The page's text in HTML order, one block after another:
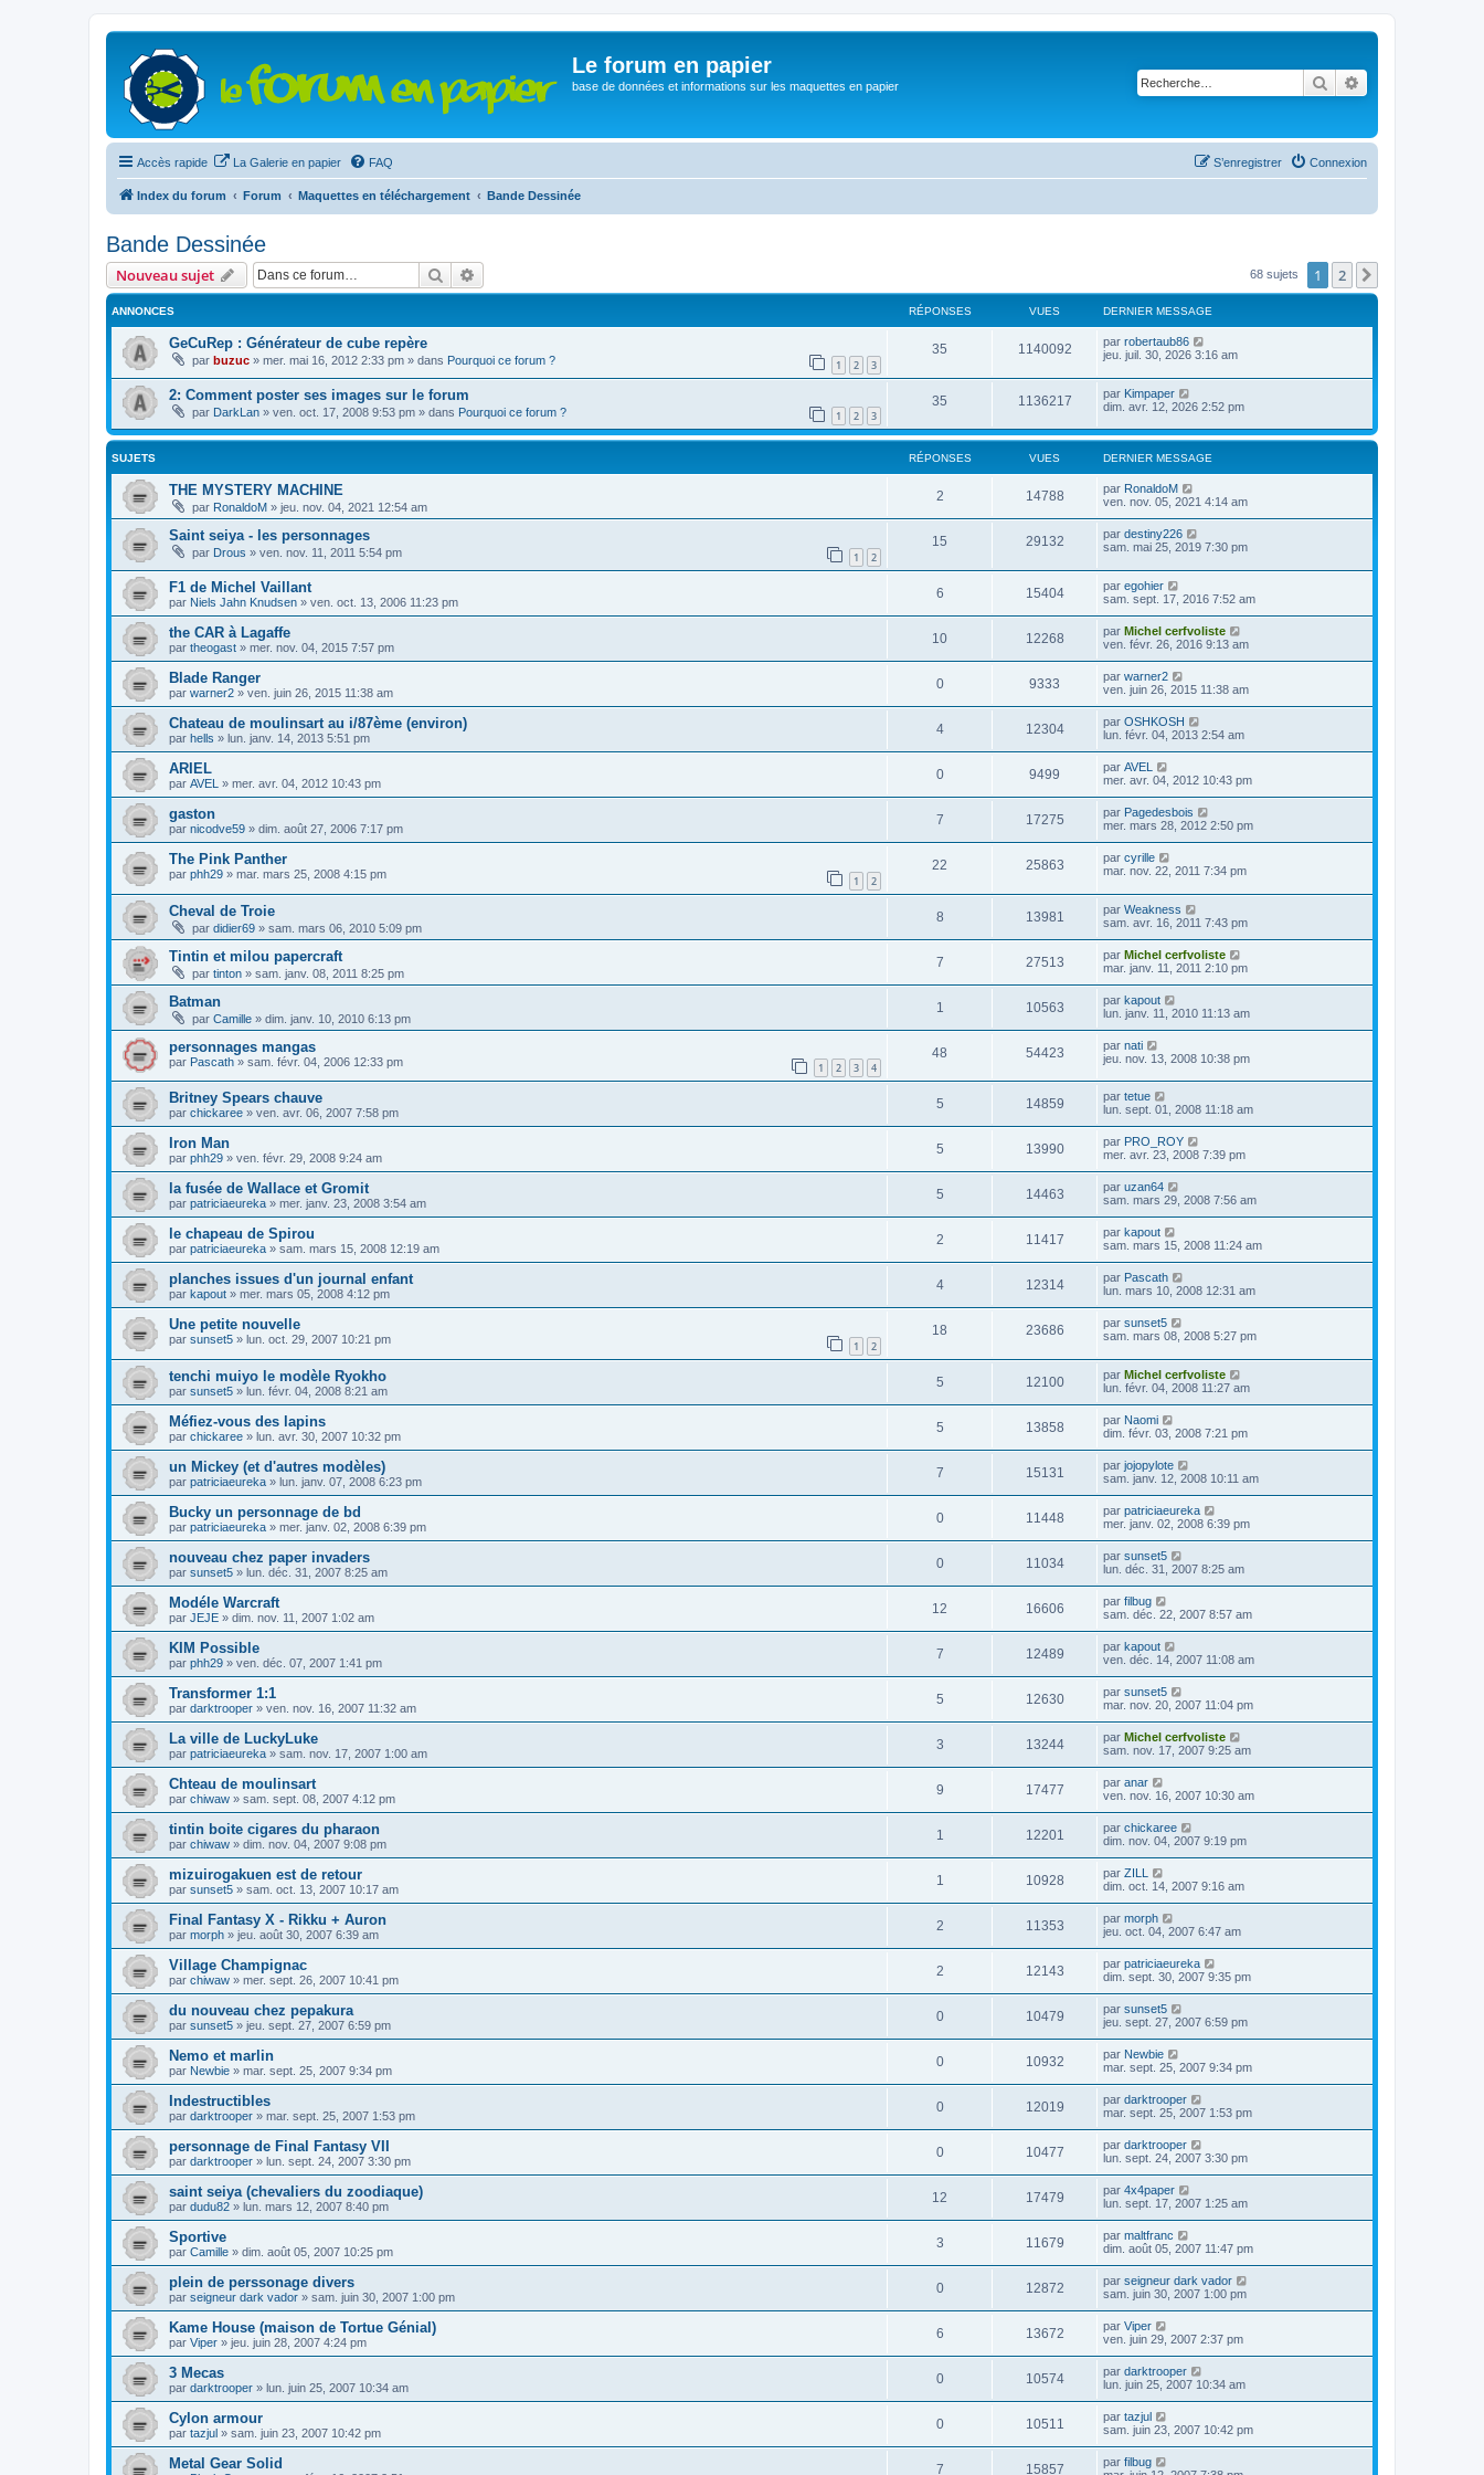
Le forum en papier
base de données et informations sur les maquettes en papier Rechercher
Accès rapide La Galerie en papier FAQ Connexion
S’enregistrer
Index du forum Forum Maquettes en téléchargement Bande Dessinée
Bande Dessinée
Nouveau sujet Rechercher 68 sujets 1 2
ANNONCES RÉPONSES VUES DERNIER MESSAGE
GeCuRep : Générateur de cube repère
par buzuc » mer. mai 16, 2012 2:33 pm » dans Pourquoi ce forum ? 1 2 3
35 1140092 par robertaub86
jeu. juil. 30, 2026 3:16 am
2: Comment poster ses images sur le forum
par DarkLan » ven. oct. 17, 2008 9:53 pm » dans Pourquoi ce forum ? 1 2 3
35 1136217 par Kimpaper
dim. avr. 12, 2026 2:52 pm
SUJETS RÉPONSES VUES DERNIER MESSAGE
THE MYSTERY MACHINE
par RonaldoM » jeu. nov. 04, 2021 12:54 am
2 14788 par RonaldoM
ven. nov. 05, 2021 4:14 am
Saint seiya - les personnages
par Drous » ven. nov. 11, 2011 5:54 pm 1 2
15 29132 par destiny226
sam. mai 25, 2019 7:30 pm
F1 de Michel Vaillant
par Niels Jahn Knudsen » ven. oct. 13, 2006 11:23 pm
6 15404 par egohier
sam. sept. 17, 2016 7:52 am
the CAR à Lagaffe
par theogast » mer. nov. 04, 2015 7:57 pm
10 12268 par Michel cerfvoliste
ven. févr. 26, 2016 9:13 am
Blade Ranger
par warner2 » ven. juin 26, 2015 11:38 am
0 9333 par warner2
ven. juin 26, 2015 11:38 am
Chateau de moulinsart au i/87ème (environ)
par hells » lun. janv. 14, 2013 5:51 pm
4 12304 par OSHKOSH
lun. févr. 04, 2013 2:54 am
ARIEL
par AVEL » mer. avr. 04, 2012 10:43 pm
0 9499 par AVEL
mer. avr. 04, 2012 10:43 pm
gaston
par nicodve59 » dim. août 27, 2006 7:17 pm
7 17275 par Pagedesbois
mer. mars 28, 2012 2:50 pm
The Pink Panther
par phh29 » mar. mars 25, 2008 4:15 pm 1 2
22 25863 par cyrille
mar. nov. 22, 2011 7:34 pm
Cheval de Troie
par didier69 » sam. mars 06, 2010 5:09 pm
8 13981 par Weakness
sam. avr. 16, 2011 7:43 pm
Tintin et milou papercraft
par tinton » sam. janv. 08, 2011 8:25 pm
7 27513 par Michel cerfvoliste
mar. janv. 11, 2011 2:10 pm
Batman
par Camille » dim. janv. 10, 2010 6:13 pm
1 10563 par kapout
lun. janv. 11, 2010 11:13 am
personnages mangas
par Pascath » sam. févr. 04, 2006 12:33 pm 1 2 3 4
48 54423 par nati
jeu. nov. 13, 2008 10:38 pm
Britney Spears chauve
par chickaree » ven. avr. 06, 2007 7:58 pm
5 14859 par tetue
lun. sept. 01, 2008 11:18 am
Iron Man
par phh29 » ven. févr. 29, 2008 9:24 am
5 13990 par PRO_ROY
mer. avr. 23, 2008 7:39 pm
la fusée de Wallace et Gromit
par patriciaeureka » mer. janv. 23, 2008 3:54 am
5 14463 par uzan64
sam. mars 29, 2008 7:56 am
le chapeau de Spirou
par patriciaeureka » sam. mars 15, 2008 12:19 am
2 11417 par kapout
sam. mars 15, 2008 11:24 am
planches issues d'un journal enfant
par kapout » mer. mars 05, 2008 4:12 pm
4 12314 par Pascath
lun. mars 10, 2008 12:31 am
Une petite nouvelle
par sunset5 » lun. oct. 29, 2007 10:21 pm 1 2
18 23686 par sunset5
sam. mars 08, 2008 5:27 pm
tenchi muiyo le modèle Ryokho
par sunset5 » lun. févr. 04, 2008 8:21 am
5 12100 par Michel cerfvoliste
lun. févr. 04, 2008 11:27 am
Méfiez-vous des lapins
par chickaree » lun. avr. 30, 2007 10:32 pm
5 13858 par Naomi
dim. févr. 03, 2008 7:21 pm
un Mickey (et d'autres modèles)
par patriciaeureka » lun. janv. 07, 2008 6:23 pm
7 15131 par jojopylote
sam. janv. 12, 2008 10:11 am
Bucky un personnage de bd
par patriciaeureka » mer. janv. 02, 2008 6:39 pm
0 11448 par patriciaeureka
mer. janv. 02, 2008 6:39 pm
nouveau chez paper invaders
par sunset5 » lun. déc. 31, 2007 8:25 am
0 11034 par sunset5
lun. déc. 31, 2007 8:25 am
Modéle Warcraft
par JEJE » dim. nov. 11, 2007 1:02 am
12 16606 par filbug
sam. déc. 22, 2007 8:57 am
KIM Possible
par phh29 » ven. déc. 07, 2007 1:41 pm
7 12489 par kapout
ven. déc. 14, 2007 11:08 am
Transformer 1:1
par darktrooper » ven. nov. 16, 2007 11:32 am
5 12630 par sunset5
mar. nov. 20, 2007 11:04 pm
La ville de LuckyLuke
par patriciaeureka » sam. nov. 17, 2007 1:00 am
3 13244 par Michel cerfvoliste
sam. nov. 17, 2007 9:25 am
Chteau de moulinsart
par chiwaw » sam. sept. 08, 2007 4:12 pm
9 17477 par anar
ven. nov. 16, 2007 10:30 am
tintin boite cigares du pharaon
par chiwaw » dim. nov. 04, 2007 9:08 pm
1 12201 par chickaree
dim. nov. 04, 2007 9:19 pm
mizuirogakuen est de retour
par sunset5 » sam. oct. 13, 2007 10:17 am
1 10928 par ZILL
dim. oct. 14, 2007 9:16 am
Final Fantasy X - Rikku + Auron
par morph » jeu. août 30, 2007 6:39 am
2 11353 par morph
jeu. oct. 04, 2007 6:47 am
Village Champignac
par chiwaw » mer. sept. 26, 2007 10:41 pm
2 12143 par patriciaeureka
dim. sept. 30, 2007 9:35 pm
du nouveau chez pepakura
par sunset5 » jeu. sept. 27, 2007 6:59 pm
0 10479 par sunset5
jeu. sept. 27, 2007 6:59 pm
Nemo et marlin
par Newbie » mar. sept. 25, 2007 9:34 pm
0 10932 par Newbie
mar. sept. 25, 2007 9:34 pm
Indestructibles
par darktrooper » mar. sept. 25, 2007 1:53 pm
0 12019 par darktrooper
mar. sept. 25, 2007 1:53 pm
personnage de Final Fantasy VII
par darktrooper » lun. sept. 24, 2007 3:30 pm
0 10477 par darktrooper
lun. sept. 24, 2007 3:30 pm
saint seiya (chevaliers du zoodiaque)
par dudu82 » lun. mars 12, 2007 8:40 pm
12 17479 par 4x4paper
lun. sept. 17, 2007 1:25 am
Sportive
par Camille » dim. août 05, 2007 10:25 pm
3 11679 par maltfranc
dim. août 05, 2007 11:47 pm
plein de perssonage divers
par seigneur dark vador » sam. juin 30, 2007 1:00 pm
0 12872 par seigneur dark vador
sam. juin 30, 2007 1:00 pm
Kame House (maison de Tortue Génial)
par Viper » jeu. juin 28, 2007 4:24 pm
6 13672 par Viper
ven. juin 29, 2007 2:37 pm
3 Mecas
par darktrooper » lun. juin 25, 2007 10:34 am
0 10574 par darktrooper
lun. juin 25, 2007 10:34 am
Cylon armour
par tazjul » sam. juin 23, 2007 10:42 pm
0 10511 par tazjul
sam. juin 23, 2007 10:42 pm
Metal Gear Solid 7 15857 par filbug